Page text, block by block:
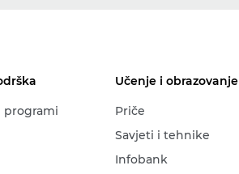
programi
Učenje i obrazovanje
Priče
Savjeti i tehnike
Infobank